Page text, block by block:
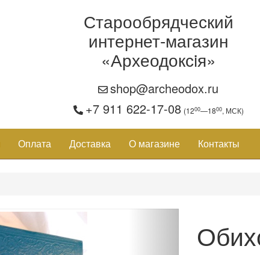
Старообрядческий
интернет-магазин
«Археодоксiя»
shop@archeodox.ru
+7 911 622-17-08 (1200—1800, МСК)
Оплата Доставка О магазине Контакты